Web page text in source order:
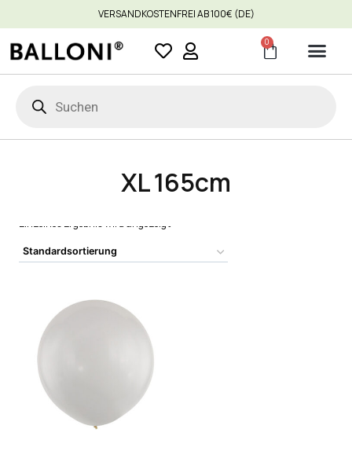
VERSANDKOSTENFREI AB 100€ (DE)
0
XL 165cm
Einzelnes Ergebnis wird angezeigt